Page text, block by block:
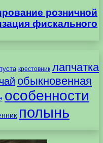
розничной
фискального
крестовник лапчатка
обыкновенная
особенности
полынь